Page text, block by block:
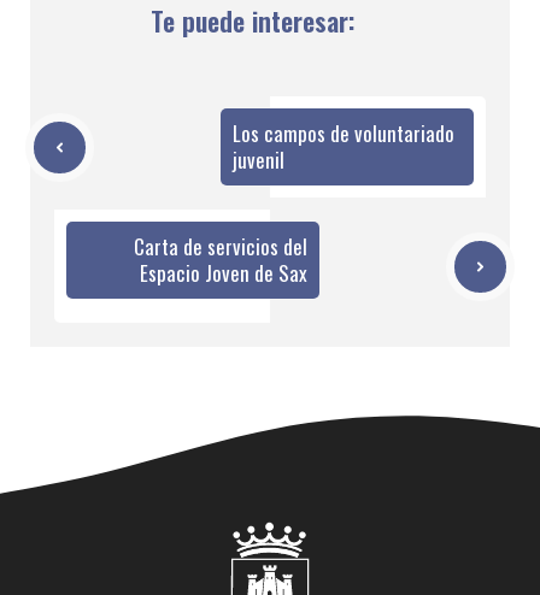
Te puede interesar:
Los campos de voluntariado
juvenil
Carta de servicios del
Espacio Joven de Sax